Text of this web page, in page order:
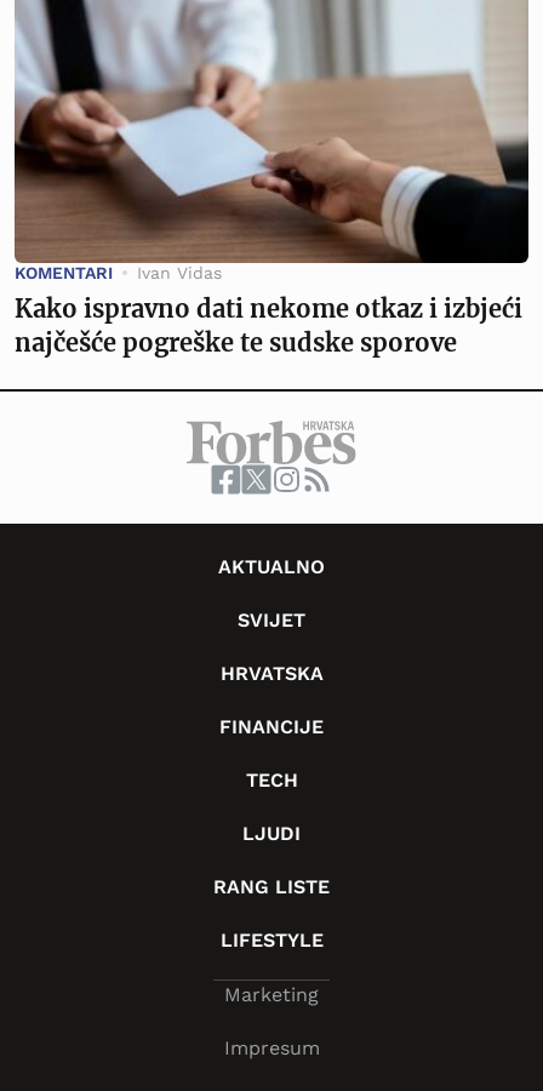
KOMENTARI Ivan Vidas
Kako ispravno dati nekome otkaz i izbjeći
najčešće pogreške te sudske sporove
AKTUALNO
SVIJET
HRVATSKA
FINANCIJE
TECH
LJUDI
RANG LISTE
LIFESTYLE
Marketing
Impresum